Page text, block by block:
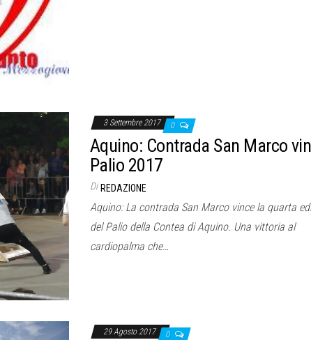
3 Settembre 2017 0
Aquino: Contrada San Marco
Palio 2017
Di REDAZIONE
Aquino: La contrada San Marco vince la quarta
del Palio della Contea di Aquino. Una vittoria al
cardiopalma che…
29 Agosto 2017 0